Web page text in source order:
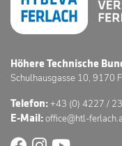
Höhere Technische
Schulhausgasse 10, 9170
Telefon:+43 (0) 4227 /
E-Mail:office@htl-